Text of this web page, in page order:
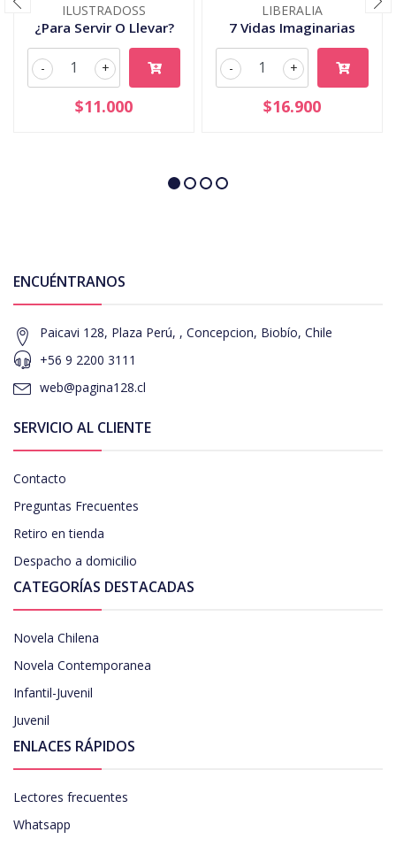
ILUSTRADOSS
¿Para Servir O Llevar?
+
-
$11.000
LIBERALIA
7 Vidas Imaginarias
+
-
$16.900
ENCUÉNTRANOS
Paicavi 128, Plaza Perú, , Concepcion, Biobío, Chile
+56 9 2200 3111
web@pagina128.cl
SERVICIO AL CLIENTE
Contacto
Preguntas Frecuentes
Retiro en tienda
Despacho a domicilio
CATEGORÍAS DESTACADAS
Novela Chilena
Novela Contemporanea
Infantil-Juvenil
Juvenil
ENLACES RÁPIDOS
Lectores frecuentes
Whatsapp